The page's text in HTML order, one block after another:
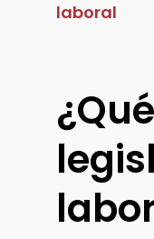
laboral
¿Qué